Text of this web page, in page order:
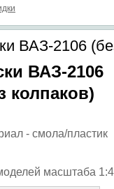
ВАЗ-2106
ВАЗ-2106
колпаков)
- смола/пластик
масштаба